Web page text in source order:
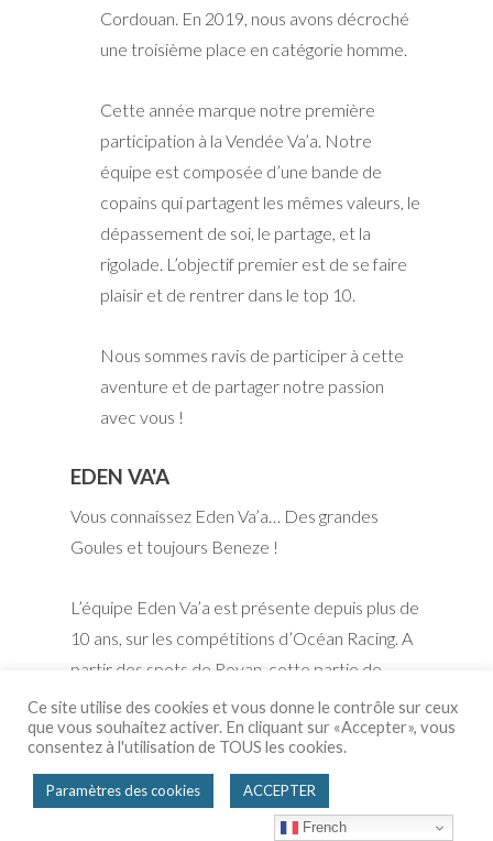
Cordouan. En 2019, nous avons décroché
une troisième place en catégorie homme.
Cette année marque notre première
participation à la Vendée Va’a. Notre
équipe est composée d’une bande de
copains qui partagent les mêmes valeurs, le
dépassement de soi, le partage, et la
rigolade. L’objectif premier est de se faire
plaisir et de rentrer dans le top 10.
Nous sommes ravis de participer à cette
aventure et de partager notre passion
avec vous !
EDEN VA'A
Vous connaissez Eden Va’a… Des grandes
Goules et toujours Beneze !
L’équipe Eden Va’a est présente depuis plus de
10 ans, sur les compétitions d’Océan Racing. A
partir des spots de Royan, cette partie de
l’estuaire de la Gironde est notre terrain de jeu
toute l’année. L’équipe Eden Va’a est
expérimentés, déterminés à se surpasser en
portant les valeurs de cohésion, de respect et
Ce site utilise des cookies et vous donne le contrôle sur ceux
que vous souhaitez activer. En cliquant sur «Accepter», vous
consentez à l'utilisation de TOUS les cookies.
Paramètres des cookies ACCEPTER
French